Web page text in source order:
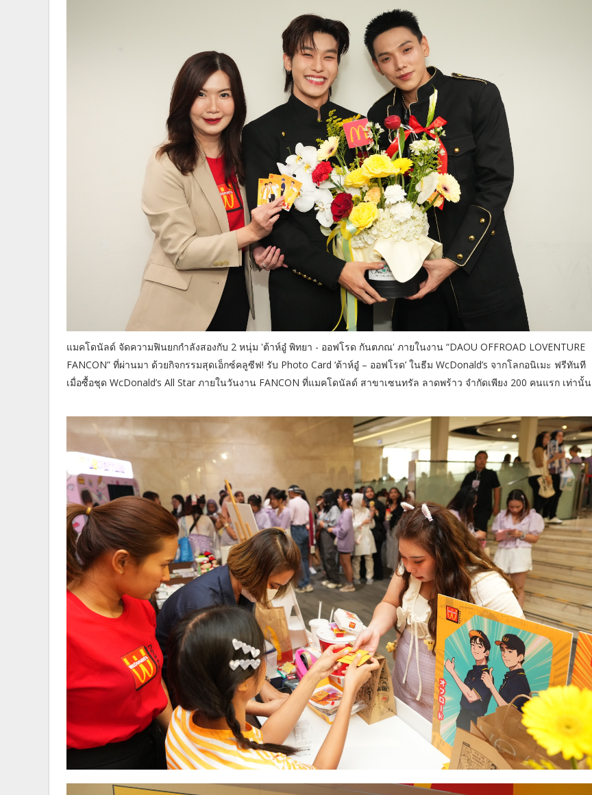
แมคโดนัลด์ จัดความฟินยกกำลังสองกับ 2 หนุ่ม 'ต้าห์อู๋ พิทยา - ออฟโรด กันตภณ' ภายในงาน “DAOU OFFROAD LOVENTURE
FANCON” ที่ผ่านมา ด้วยกิจกรรมสุดเอ็กซ์คลูซีฟ! รับ Photo Card ‘ต้าห์อู๋ – ออฟโรด’ ในธีม WcDonald’s จากโลกอนิเมะ ฟรีทันที
เมื่อซื้อชุด WcDonald’s All Star ภายในวันงาน FANCON ที่แมคโดนัลด์ สาขาเซนทรัล ลาดพร้าว จำกัดเพียง 200 คนแรก เท่านั้น